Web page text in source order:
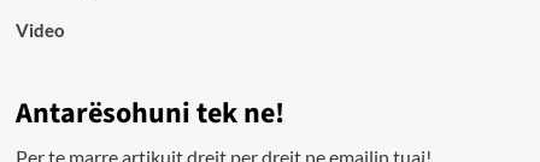
Video
Antarësohuni tek ne!
Per te marre artikujt drejt per drejt ne emailin tuaj!